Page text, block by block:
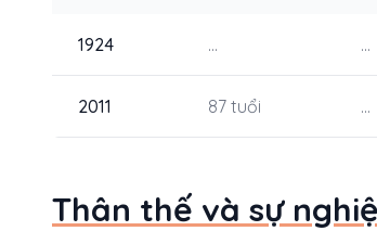
1924 ... ...
2011 87 tuổi ...
Thân thế và sự